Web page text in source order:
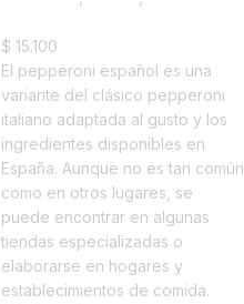
$ 15.100
El pepperoni español es una
variante del clásico pepperoni
italiano adaptada al gusto y los
ingredientes disponibles en
España. Aunque no es tan común
como en otros lugares, se
puede encontrar en algunas
tiendas especializadas o
elaborarse en hogares y
establecimientos de comida.